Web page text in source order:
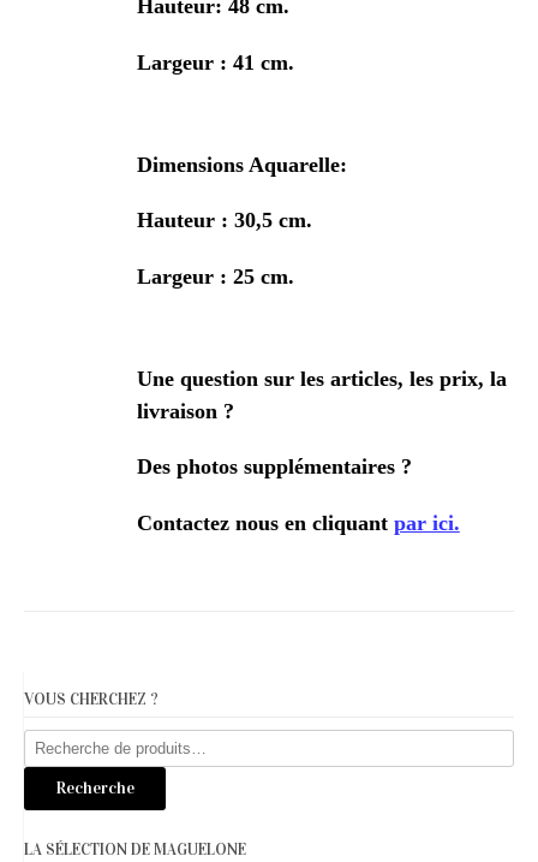
Hauteur: 48 cm.
Largeur : 41 cm.
Dimensions Aquarelle:
Hauteur : 30,5 cm.
Largeur : 25 cm.
Une question sur les articles, les prix, la
livraison ?
Des photos supplémentaires ?
Contactez nous en cliquant par ici.
VOUS CHERCHEZ ?
Recherche
pour :
Recherche
LA SÉLECTION DE MAGUELONE